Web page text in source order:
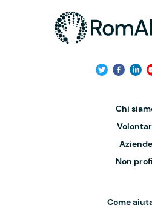
Chi
Aziende
Non
Come